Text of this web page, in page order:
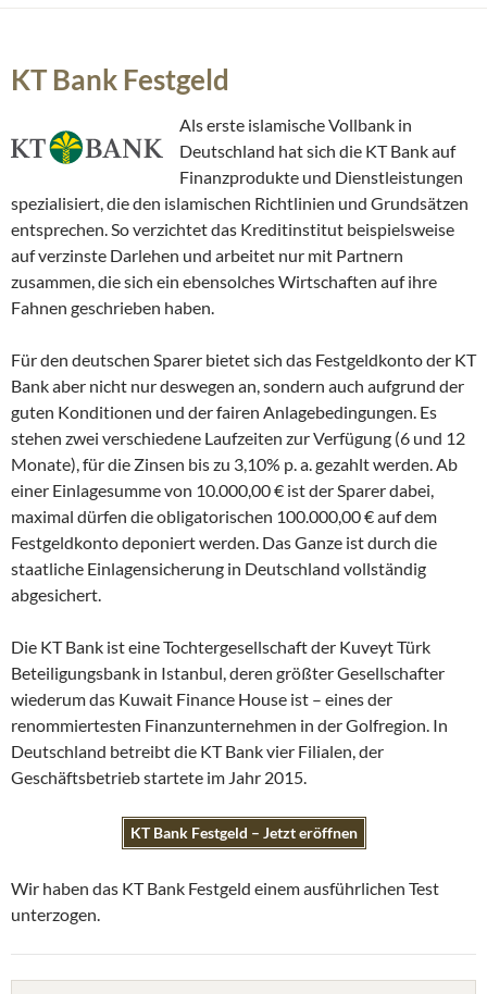
KT Bank Festgeld
Als erste islamische Vollbank in
Deutschland hat sich die KT Bank auf
Finanzprodukte und Dienstleistungen
spezialisiert, die den islamischen Richtlinien und Grundsätzen
entsprechen. So verzichtet das Kreditinstitut beispielsweise
auf verzinste Darlehen und arbeitet nur mit Partnern
zusammen, die sich ein ebensolches Wirtschaften auf ihre
Fahnen geschrieben haben.
Für den deutschen Sparer bietet sich das Festgeldkonto der KT
Bank aber nicht nur deswegen an, sondern auch aufgrund der
guten Konditionen und der fairen Anlagebedingungen. Es
stehen zwei verschiedene Laufzeiten zur Verfügung (6 und 12
Monate), für die Zinsen bis zu 3,10% p. a. gezahlt werden. Ab
einer Einlagesumme von 10.000,00 € ist der Sparer dabei,
maximal dürfen die obligatorischen 100.000,00 € auf dem
Festgeldkonto deponiert werden. Das Ganze ist durch die
staatliche Einlagensicherung in Deutschland vollständig
abgesichert.
Die KT Bank ist eine Tochtergesellschaft der Kuveyt Türk
Beteiligungsbank in Istanbul, deren größter Gesellschafter
wiederum das Kuwait Finance House ist – eines der
renommiertesten Finanzunternehmen in der Golfregion. In
Deutschland betreibt die KT Bank vier Filialen, der
Geschäftsbetrieb startete im Jahr 2015.
KT Bank Festgeld – Jetzt eröffnen
Wir haben das KT Bank Festgeld einem ausführlichen Test
unterzogen.